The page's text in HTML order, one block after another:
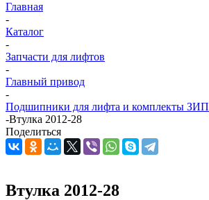
Главная
-
Каталог
-
Запчасти для лифтов
-
Главный привод
-
Подшипники для лифта и комплекты ЗИП
-Втулка 2012-28
Поделиться
Втулка 2012-28